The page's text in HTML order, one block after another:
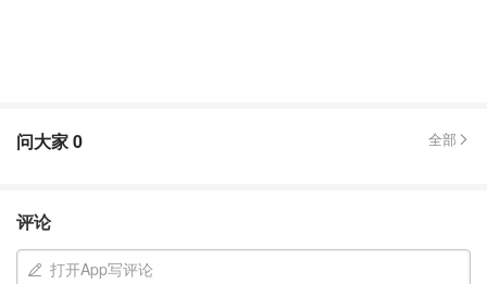
问大家0 全部
评论
打开App写评论